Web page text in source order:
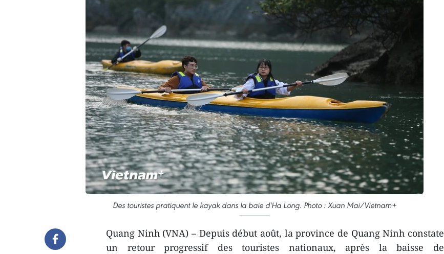
Des touristes pratiquent le kayak dans la baie d'Ha Long. Photo : Xuan Mai/Vietnam+
Quang Ninh (VNA) – Depuis début août, la province de Quang Ninh constate
un retour progressif des touristes nationaux, après la baisse de